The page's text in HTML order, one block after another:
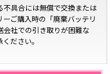
不具合には無償で交換または
ご購入時の「廃棄バッテリ
会社での引き取りが困難な
ださい。